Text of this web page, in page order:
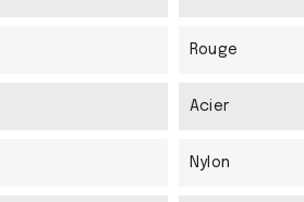
Rouge
Acier
Nylon